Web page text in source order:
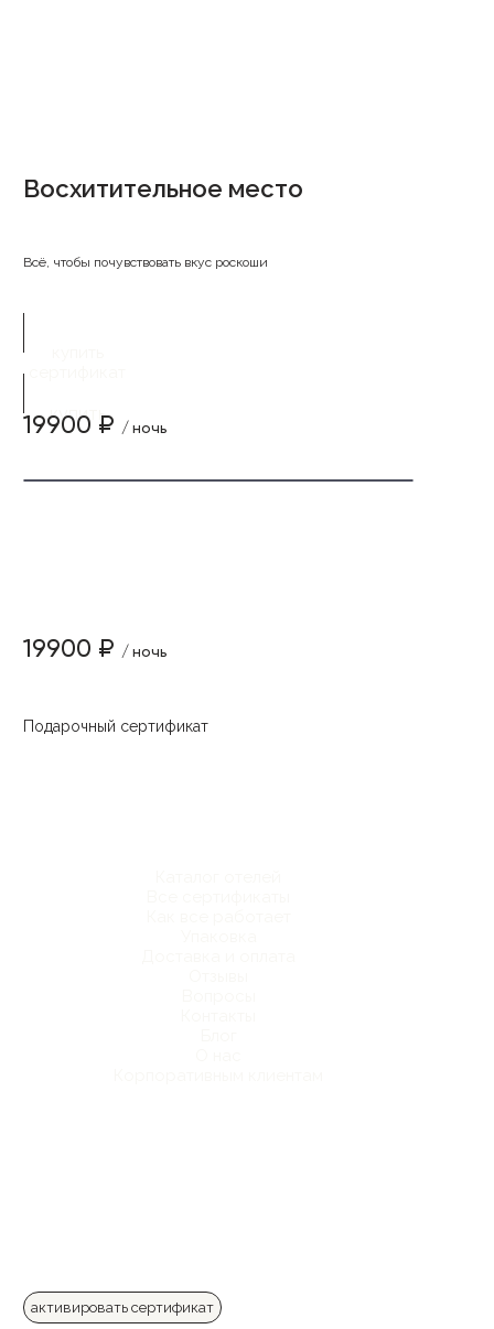
Восхитительное место
Всё, чтобы почувствовать вкус роскоши
купить
19900 ₽ / ночь
19900 ₽ / ночь
Подарочный сертификат
активировать сертификат